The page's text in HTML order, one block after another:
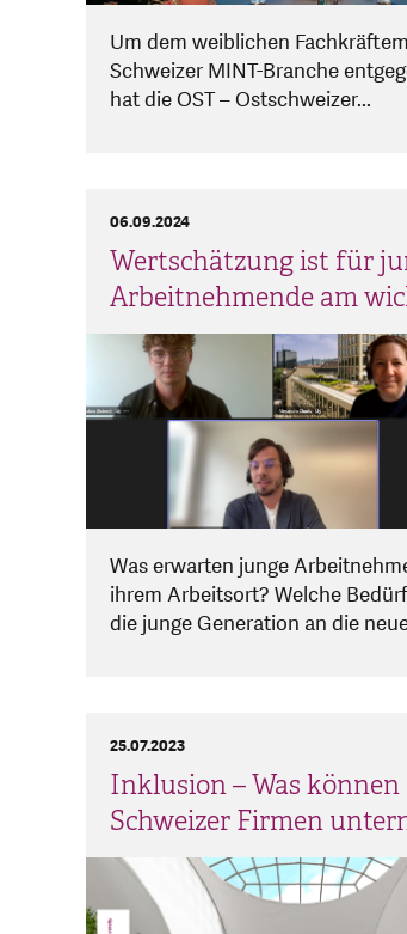
Um dem weiblichen
Schweizer MINT-Branche
hat die OST – Ostschweizer...
Wertschätzung ist für
Arbeitnehmende am
06.09.2024
Was erwarten junge
ihrem Arbeitsort? Welche
die junge Generation an die
Inklusion – Was können
Schweizer Firmen
25.07.2023